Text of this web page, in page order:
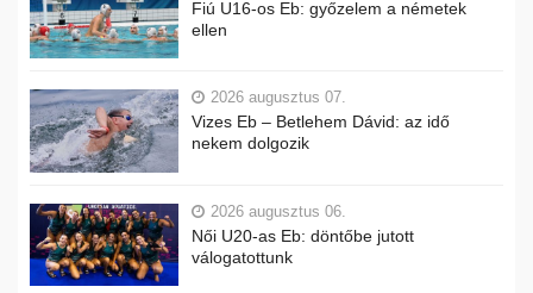
Fiú U16-os Eb: győzelem a németek
ellen
2026 augusztus 07.
Vizes Eb – Betlehem Dávid: az idő
nekem dolgozik
2026 augusztus 06.
Női U20-as Eb: döntőbe jutott
válogatottunk